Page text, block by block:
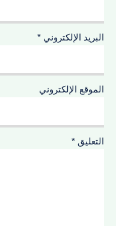
البريد الإلكتروني *
الموقع الإلكتروني
التعليق *